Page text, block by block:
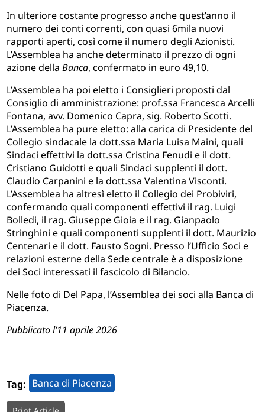
In ulteriore costante progresso anche quest’anno il
numero dei conti correnti, con quasi 6mila nuovi
rapporti aperti, così come il numero degli Azionisti.
L’Assemblea ha anche determinato il prezzo di ogni
azione dellaBanca, confermato in euro 49,10.
L’Assemblea ha poi eletto i Consiglieri proposti dal
Consiglio di amministrazione: prof.ssa Francesca Arcelli
Fontana, avv. Domenico Capra, sig. Roberto Scotti.
L’Assemblea ha pure eletto: alla carica di Presidente del
Collegio sindacale la dott.ssa Maria Luisa Maini, quali
Sindaci effettivi la dott.ssa Cristina Fenudi e il dott.
Cristiano Guidotti e quali Sindaci supplenti il dott.
Claudio Carpanini e la dott.ssa Valentina Visconti.
L’Assemblea ha altresì eletto il Collegio dei Probiviri,
confermando quali componenti effettivi il rag. Luigi
Bolledi, il rag. Giuseppe Gioia e il rag. Gianpaolo
Stringhini e quali componenti supplenti il dott. Maurizio
Centenari e il dott. Fausto Sogni. Presso l’Ufficio Soci e
relazioni esterne della Sede centrale è a disposizione
dei Soci interessati il fascicolo di Bilancio.
Nelle foto di Del Papa, l’Assemblea dei soci alla Banca di
Piacenza.
Pubblicato l’11 aprile 2026
Tag: Banca di Piacenza